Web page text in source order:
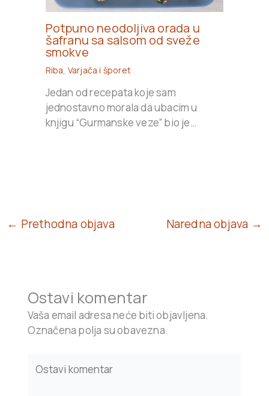
Potpuno neodoljiva orada u
šafranu sa salsom od sveže
smokve
Riba Varjača i šporet
Jedan od recepata koje sam
jednostavno morala da ubacim u
knjigu “Gurmanske veze” bio je…
← Prethodna objava Naredna objava →
Ostavi komentar
Vaša email adresa neće biti objavljena.
Označena polja su obavezna.
here..